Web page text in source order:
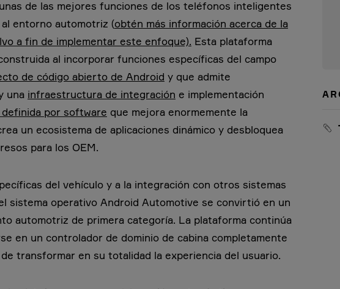
de las mejores funciones de los teléfonos inteligentes
entorno automotriz (obtén más información acerca de la
a fin de implementar este enfoque). Esta plataforma
al incorporar funciones específicas del campo
de código abierto de Android y que admite
una infraestructura de integración e implementación
por software que mejora enormemente la
un ecosistema de aplicaciones dinámico y desbloquea
para los OEM.
del vehículo y a la integración con otros sistemas
sistema operativo Android Automotive se convirtió en un
automotriz de primera categoría. La plataforma continúa
en un controlador de dominio de cabina completamente
transformar en su totalidad la experiencia del usuario.